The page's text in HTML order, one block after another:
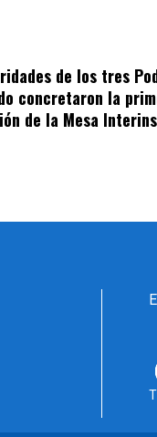
de los tres
concretaron la
de la Mesa